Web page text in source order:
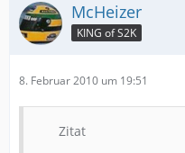
McHeizer
KING of S2K
8. Februar 2010 um 19:51
Zitat